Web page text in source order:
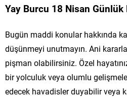
Yay Burcu 18 Nisan Günlük
Bugün maddi konular hakkında
düşünmeyi unutmayın. Ani
pişman olabilirsiniz. Özel
bir yolculuk veya olumlu
edecek havadisler duyabilir veya